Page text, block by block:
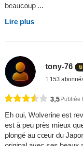
beaucoup ...
Lire plus
tony-76
1 153
3,5Publiée
Eh oui, Wolverine est
est à peu près mieux
plongé au cœur du